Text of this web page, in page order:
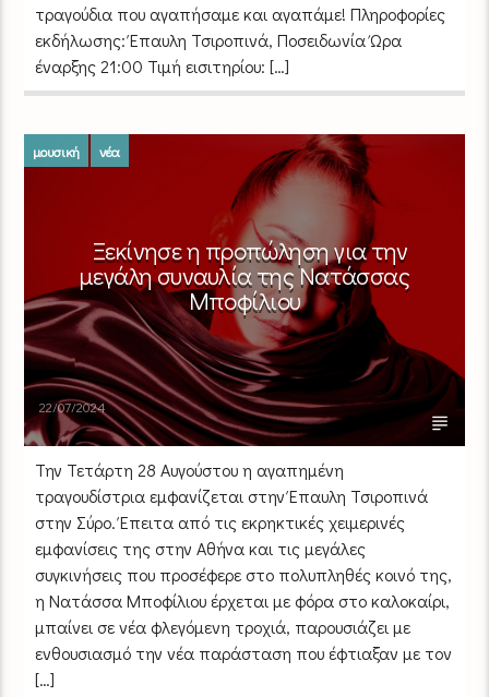
τραγούδια που αγαπήσαμε και αγαπάμε! Πληροφορίες
εκδήλωσης: Έπαυλη Τσιροπινά, Ποσειδωνία Ώρα
έναρξης 21:00 Τιμή εισιτηρίου: […]
μουσική νέα
Ξεκίνησε η προπώληση για την
μεγάλη συναυλία της Νατάσσας
Μποφίλιου
22/07/2024
Την Τετάρτη 28 Αυγούστου η αγαπημένη
τραγουδίστρια εμφανίζεται στην Έπαυλη Τσιροπινά
στην Σύρο. Έπειτα από τις εκρηκτικές χειμερινές
εμφανίσεις της στην Αθήνα και τις μεγάλες
συγκινήσεις που προσέφερε στο πολυπληθές κοινό της,
η Νατάσσα Μποφίλιου έρχεται με φόρα στο καλοκαίρι,
μπαίνει σε νέα φλεγόμενη τροχιά, παρουσιάζει με
ενθουσιασμό την νέα παράσταση που έφτιαξαν με τον
[…]